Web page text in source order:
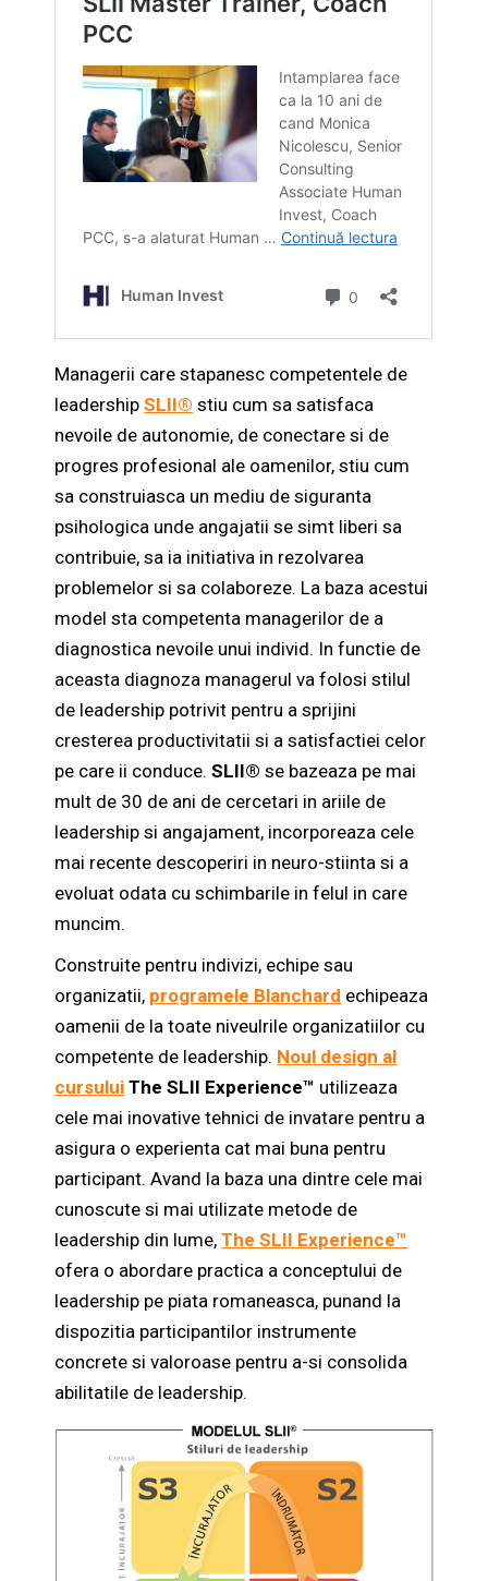
Managerii care stapanesc competentele de
leadership SLII® stiu cum sa satisfaca
nevoile de autonomie, de conectare si de
progres profesional ale oamenilor, stiu cum
sa construiasca un mediu de siguranta
psihologica unde angajatii se simt liberi sa
contribuie, sa ia initiativa in rezolvarea
problemelor si sa colaboreze. La baza acestui
model sta competenta managerilor de a
diagnostica nevoile unui individ. In functie de
aceasta diagnoza managerul va folosi stilul
de leadership potrivit pentru a sprijini
cresterea productivitatii si a satisfactiei celor
pe care ii conduce.SLII® se bazeaza pe mai
mult de 30 de ani de cercetari in ariile de
leadership si angajament, incorporeaza cele
mai recente descoperiri in neuro-stiinta si a
evoluat odata cu schimbarile in felul in care
muncim.
Construite pentru indivizi, echipe sau
organizatii, programele Blanchard echipeaza
oamenii de la toate niveulrile organizatiilor cu
competente de leadership. Noul design al
cursului The SLII Experience™ utilizeaza
cele mai inovative tehnici de invatare pentru a
asigura o experienta cat mai buna pentru
participant.Avand la baza una dintre cele mai
cunoscute si mai utilizate metode de
leadership din lume, The SLII Experience™
ofera o abordare practica a conceptului de
leadership pe piata romaneasca, punand la
dispozitia participantilor instrumente
concrete si valoroase pentru a-si consolida
abilitatile de leadership.